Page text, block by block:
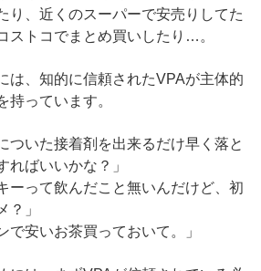
り、近くのスーパーで安売りしてた
ストコでまとめ買いしたり…。
は、知的に信頼されたVPAが主体的
持っています。
ついた接着剤を出来るだけ早く落と
ればいいかな？」
ーって飲んだこと無いんだけど、初
？」
で安いお茶買っておいて。」